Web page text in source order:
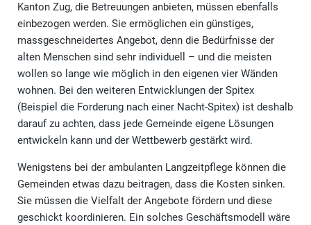
Kanton Zug, die Betreuungen anbieten, müssen ebenfalls
einbezogen werden. Sie ermöglichen ein günstiges,
massgeschneidertes Angebot, denn die Bedürfnisse der
alten Menschen sind sehr individuell – und die meisten
wollen so lange wie möglich in den eigenen vier Wänden
wohnen. Bei den weiteren Entwicklungen der Spitex
(Beispiel die Forderung nach einer Nacht-Spitex) ist deshalb
darauf zu achten, dass jede Gemeinde eigene Lösungen
entwickeln kann und der Wettbewerb gestärkt wird.
Wenigstens bei der ambulanten Langzeitpflege können die
Gemeinden etwas dazu beitragen, dass die Kosten sinken.
Sie müssen die Vielfalt der Angebote fördern und diese
geschickt koordinieren. Ein solches Geschäftsmodell wäre